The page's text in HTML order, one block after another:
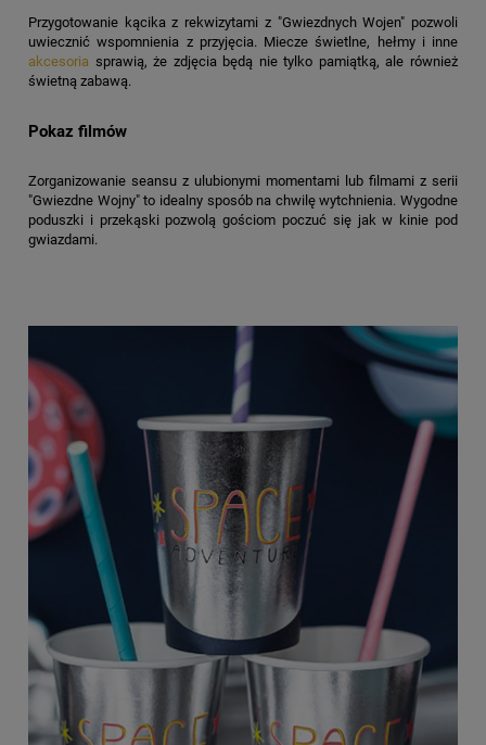
Przygotowanie kącika z rekwizytami z "Gwiezdnych Wojen" pozwoli
uwiecznić wspomnienia z przyjęcia. Miecze świetlne, hełmy i inne
akcesoria sprawią, że zdjęcia będą nie tylko pamiątką, ale również
świetną zabawą.
Pokaz filmów
Zorganizowanie seansu z ulubionymi momentami lub filmami z serii
"Gwiezdne Wojny" to idealny sposób na chwilę wytchnienia. Wygodne
poduszki i przekąski pozwolą gościom poczuć się jak w kinie pod
gwiazdami.